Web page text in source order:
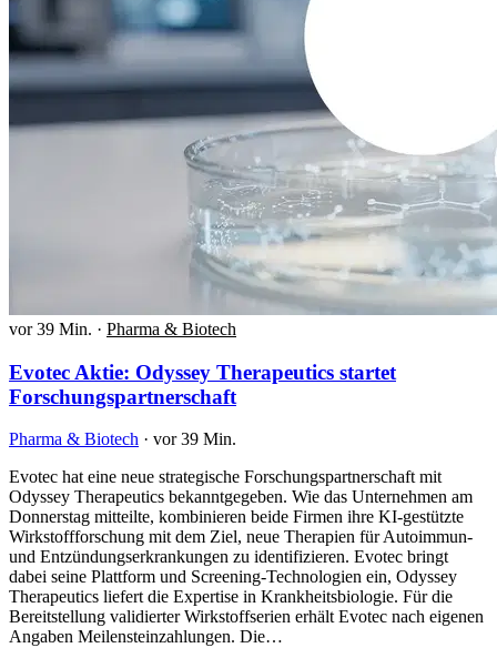
vor 39 Min. · Pharma & Biotech
Evotec Aktie: Odyssey Therapeutics startet
Forschungspartnerschaft
Pharma & Biotech · vor 39 Min.
Evotec hat eine neue strategische Forschungspartnerschaft mit
Odyssey Therapeutics bekanntgegeben. Wie das Unternehmen am
Donnerstag mitteilte, kombinieren beide Firmen ihre KI-gestützte
Wirkstoffforschung mit dem Ziel, neue Therapien für Autoimmun-
und Entzündungserkrankungen zu identifizieren. Evotec bringt
dabei seine Plattform und Screening-Technologien ein, Odyssey
Therapeutics liefert die Expertise in Krankheitsbiologie. Für die
Bereitstellung validierter Wirkstoffserien erhält Evotec nach eigenen
Angaben Meilensteinzahlungen. Die…